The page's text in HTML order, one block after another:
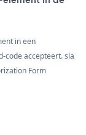
in een
code accepteert. sla
Form